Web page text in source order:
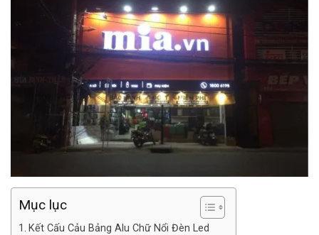
Mục lục
Kết Cấu Cảu Bảng Alu Chữ Nổi Đèn Led